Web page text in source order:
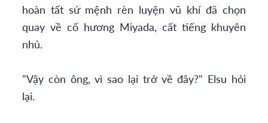
hoàn tất sứ mệnh rèn luyện vũ khí đã chọn
quay về cố hương Miyada, cất tiếng khuyên
nhủ.
"Vậy còn ông, vì sao lại trở về đây?" Elsu hỏi
lại.